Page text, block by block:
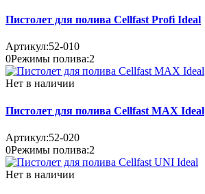
Пистолет для полива Cellfast Profi Ideal
Артикул:52-010
0Режимы полива:2
Нет в наличии
Пистолет для полива Cellfast MAX Ideal
Артикул:52-020
0Режимы полива:2
Нет в наличии